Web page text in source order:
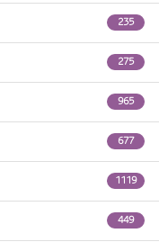
235
275
965
677
1119
449